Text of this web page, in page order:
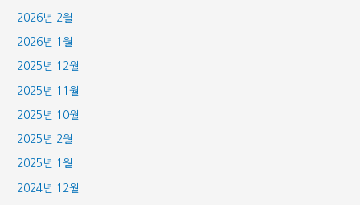
2026년 2월
2026년 1월
2025년 12월
2025년 11월
2025년 10월
2025년 2월
2025년 1월
2024년 12월